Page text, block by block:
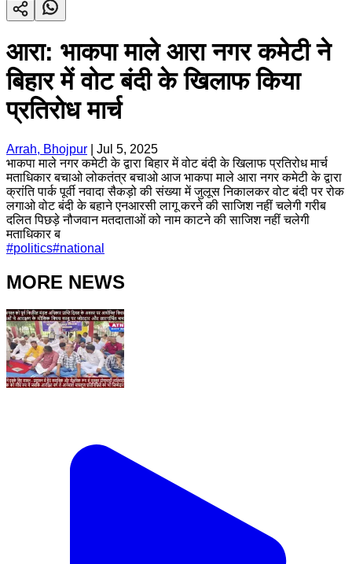
आरा: भाकपा माले आरा नगर कमेटी ने
बिहार में वोट बंदी के खिलाफ किया
प्रतिरोध मार्च
Arrah, Bhojpur
Jul 5, 2025
भाकपा माले नगर कमेटी के द्वारा बिहार में वोट बंदी के खिलाफ प्रतिरोध मार्च
मताधिकार बचाओ लोकतंत्र बचाओ आज भाकपा माले आरा नगर कमेटी के द्वारा
क्रांति पार्क पूर्वी नवादा सैकड़ो की संख्या में जुलूस निकालकर वोट बंदी पर रोक
लगाओ वोट बंदी के बहाने एनआरसी लागू करने की साजिश नहीं चलेगी गरीब
दलित पिछड़े नौजवान मतदाताओं को नाम काटने की साजिश नहीं चलेगी
मताधिकार ब
#politics#national
MORE NEWS